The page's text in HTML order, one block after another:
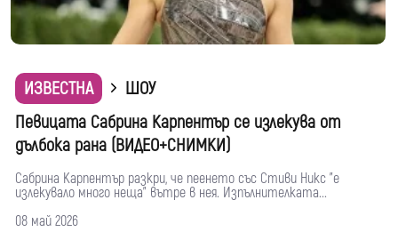
ИЗВЕСТНА
ШОУ
Певицата Сабрина Карпентър се излекува от
дълбока рана (ВИДЕО+СНИМКИ)
Сабрина Карпентър разкри, че пеенето със Стиви Никс "е
излекувало много неща" вътре в нея. Изпълнителката...
08 май 2026